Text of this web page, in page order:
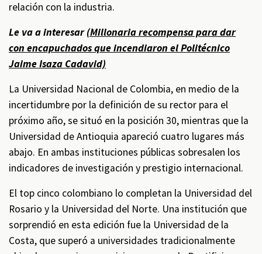
relación con la industria.
Le va a interesar(Millonaria recompensa para dar
con encapuchados que incendiaron el Politécnico
Jaime Isaza Cadavid)
La Universidad Nacional de Colombia, en medio de la
incertidumbre por la definición de su rector para el
próximo año, se situó en la posición 30, mientras que la
Universidad de Antioquia apareció cuatro lugares más
abajo. En ambas instituciones públicas sobresalen los
indicadores de investigación y prestigio internacional.
El top cinco colombiano lo completan la Universidad del
Rosario y la Universidad del Norte. Una institución que
sorprendió en esta edición fue la Universidad de la
Costa, que superó a universidades tradicionalmente